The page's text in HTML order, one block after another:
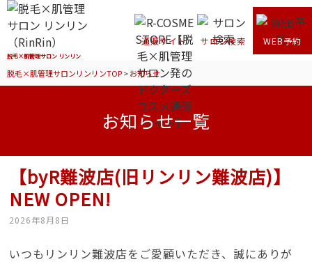
脱毛×肌管理サロン リンリン
通販サイト サロン検索 WEB予約
脱毛×肌管理サロンリンリンTOP>お知らせ
お知らせ一覧
【byR難波店(旧リンリン難波店)】
NEW OPEN!
2026年8月8日
いつもリンリン難波店をご愛顧いただき、誠にありが